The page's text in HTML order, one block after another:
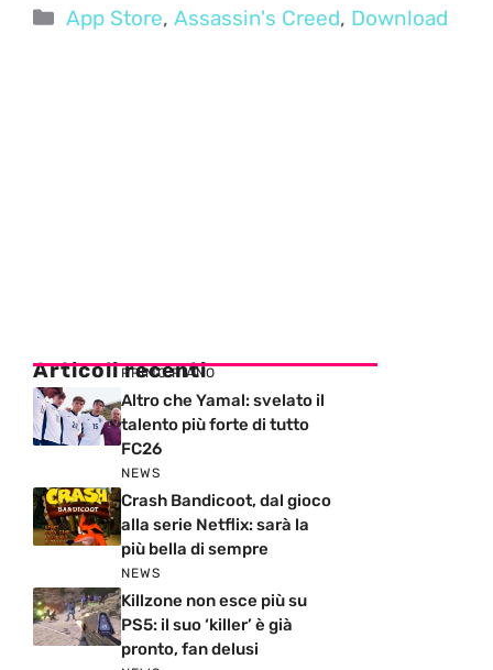
Categorie
App Store,Assassin's Creed, Download
Articoli recenti
PRIMO PIANO
Altro che Yamal: svelato il
talento più forte di tutto
FC26
NEWS
Crash Bandicoot, dal gioco
alla serie Netflix: sarà la
più bella di sempre
NEWS
Killzone non esce più su
PS5: il suo ‘killer’ è già
pronto, fan delusi